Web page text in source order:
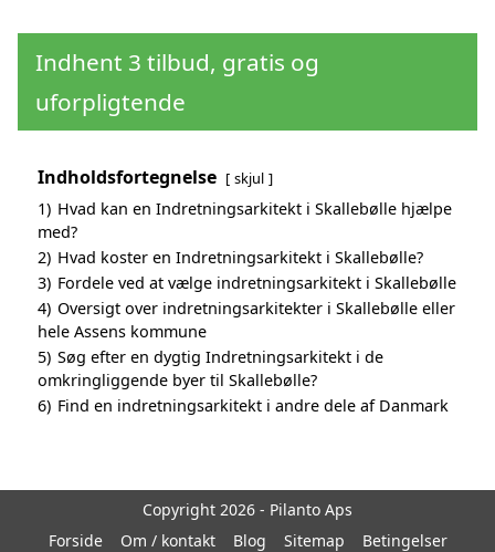
Indhent 3 tilbud, gratis og
uforpligtende
Indholdsfortegnelse skjul
1) Hvad kan en Indretningsarkitekt i Skallebølle hjælpe
med?
2) Hvad koster en Indretningsarkitekt i Skallebølle?
3) Fordele ved at vælge indretningsarkitekt i Skallebølle
4) Oversigt over indretningsarkitekter i Skallebølle eller
hele Assens kommune
5) Søg efter en dygtig Indretningsarkitekt i de
omkringliggende byer til Skallebølle?
6) Find en indretningsarkitekt i andre dele af Danmark
Copyright 2026 - Pilanto Aps
Forside
Om / kontakt Blog Sitemap Betingelser